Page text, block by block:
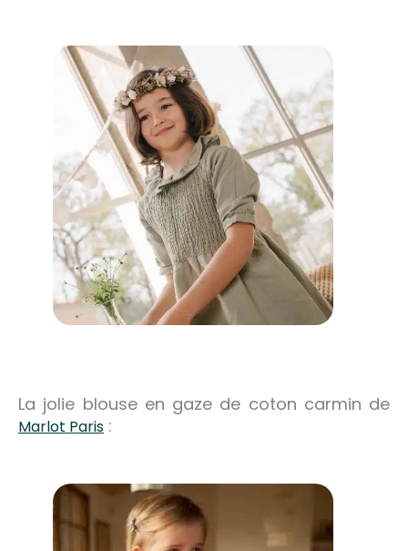
La jolie blouse en gaze de coton carmin de
Marlot Paris :